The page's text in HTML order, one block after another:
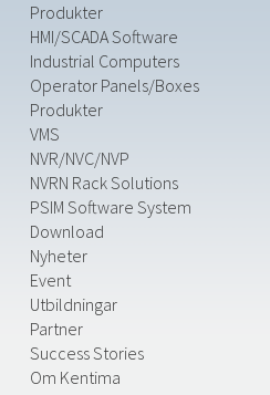
Produkter
HMI/SCADA Software
Industrial Computers
Operator Panels/Boxes
Produkter
VMS
NVR/NVC/NVP
NVRN Rack Solutions
PSIM Software System
Download
Nyheter
Event
Utbildningar
Partner
Success Stories
Om Kentima